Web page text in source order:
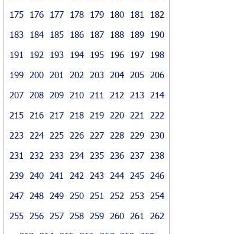
175
176 177 178 179 180 181
182
183
184 185 186 187 188 189
190
191
192 193 194 195 196 197
198
199
200 201 202 203 204 205
206
207
208 209 210 211 212 213
214
215
216 217 218 219 220 221
222
223
224 225 226 227 228 229
230
231
232 233 234 235 236 237
238
239
240 241 242 243 244 245
246
247
248 249 250 251 252 253
254
255
256 257 258 259 260 261
262